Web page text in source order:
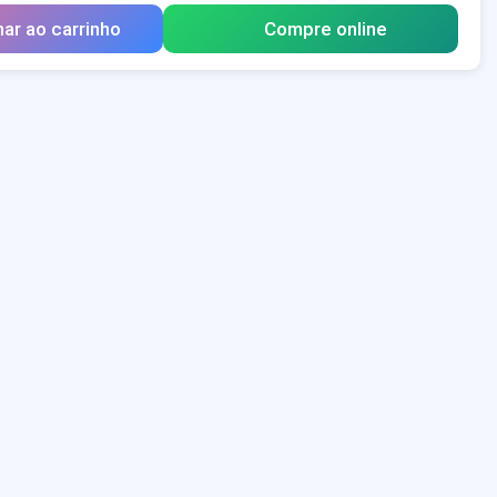
ao carrinho Compre online